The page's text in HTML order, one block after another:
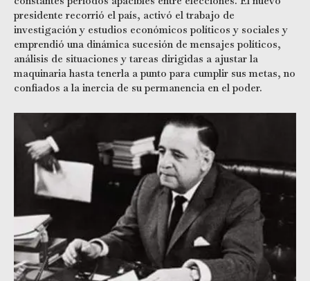
presidente recorrió el país, activó el trabajo de
investigación y estudios económicos políticos y sociales y
emprendió una dinámica sucesión de mensajes políticos,
análisis de situaciones y tareas dirigidas a ajustar la
maquinaria hasta tenerla a punto para cumplir sus metas, no
confiados a la inercia de su permanencia en el poder.